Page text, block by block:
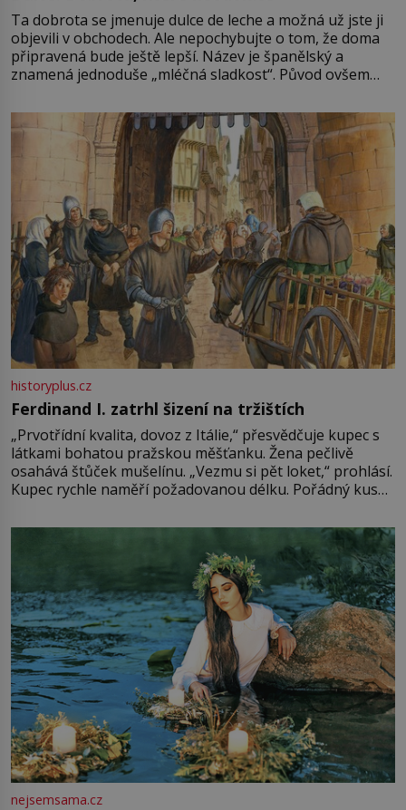
Ta dobrota se jmenuje dulce de leche a možná už jste ji
objevili v obchodech. Ale nepochybujte o tom, že doma
připravená bude ještě lepší. Název je španělský a
znamená jednoduše „mléčná sladkost“. Původ ovšem
pře hned několik latinskoamerických zemí a k tomu
Francie, kde se traduje,
historyplus.cz
Ferdinand I. zatrhl šizení na tržištích
„Prvotřídní kvalita, dovoz z Itálie,“ přesvědčuje kupec s
látkami bohatou pražskou měšťanku. Žena pečlivě
osahává štůček mušelínu. „Vezmu si pět loket,“ prohlásí.
Kupec rychle naměří požadovanou délku. Pořádný kus
milostpaní. Stačí jenom na sukni,“ zhodnotí švadlena
množství růžového mušelínu. „Ošidili vás, podívejte.“
Vezme do ruky dřevěnou
nejsemsama.cz